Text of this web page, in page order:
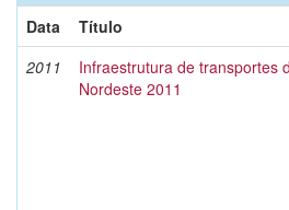
Data
Título
2011
Infraestrutura de transportes
Nordeste 2011